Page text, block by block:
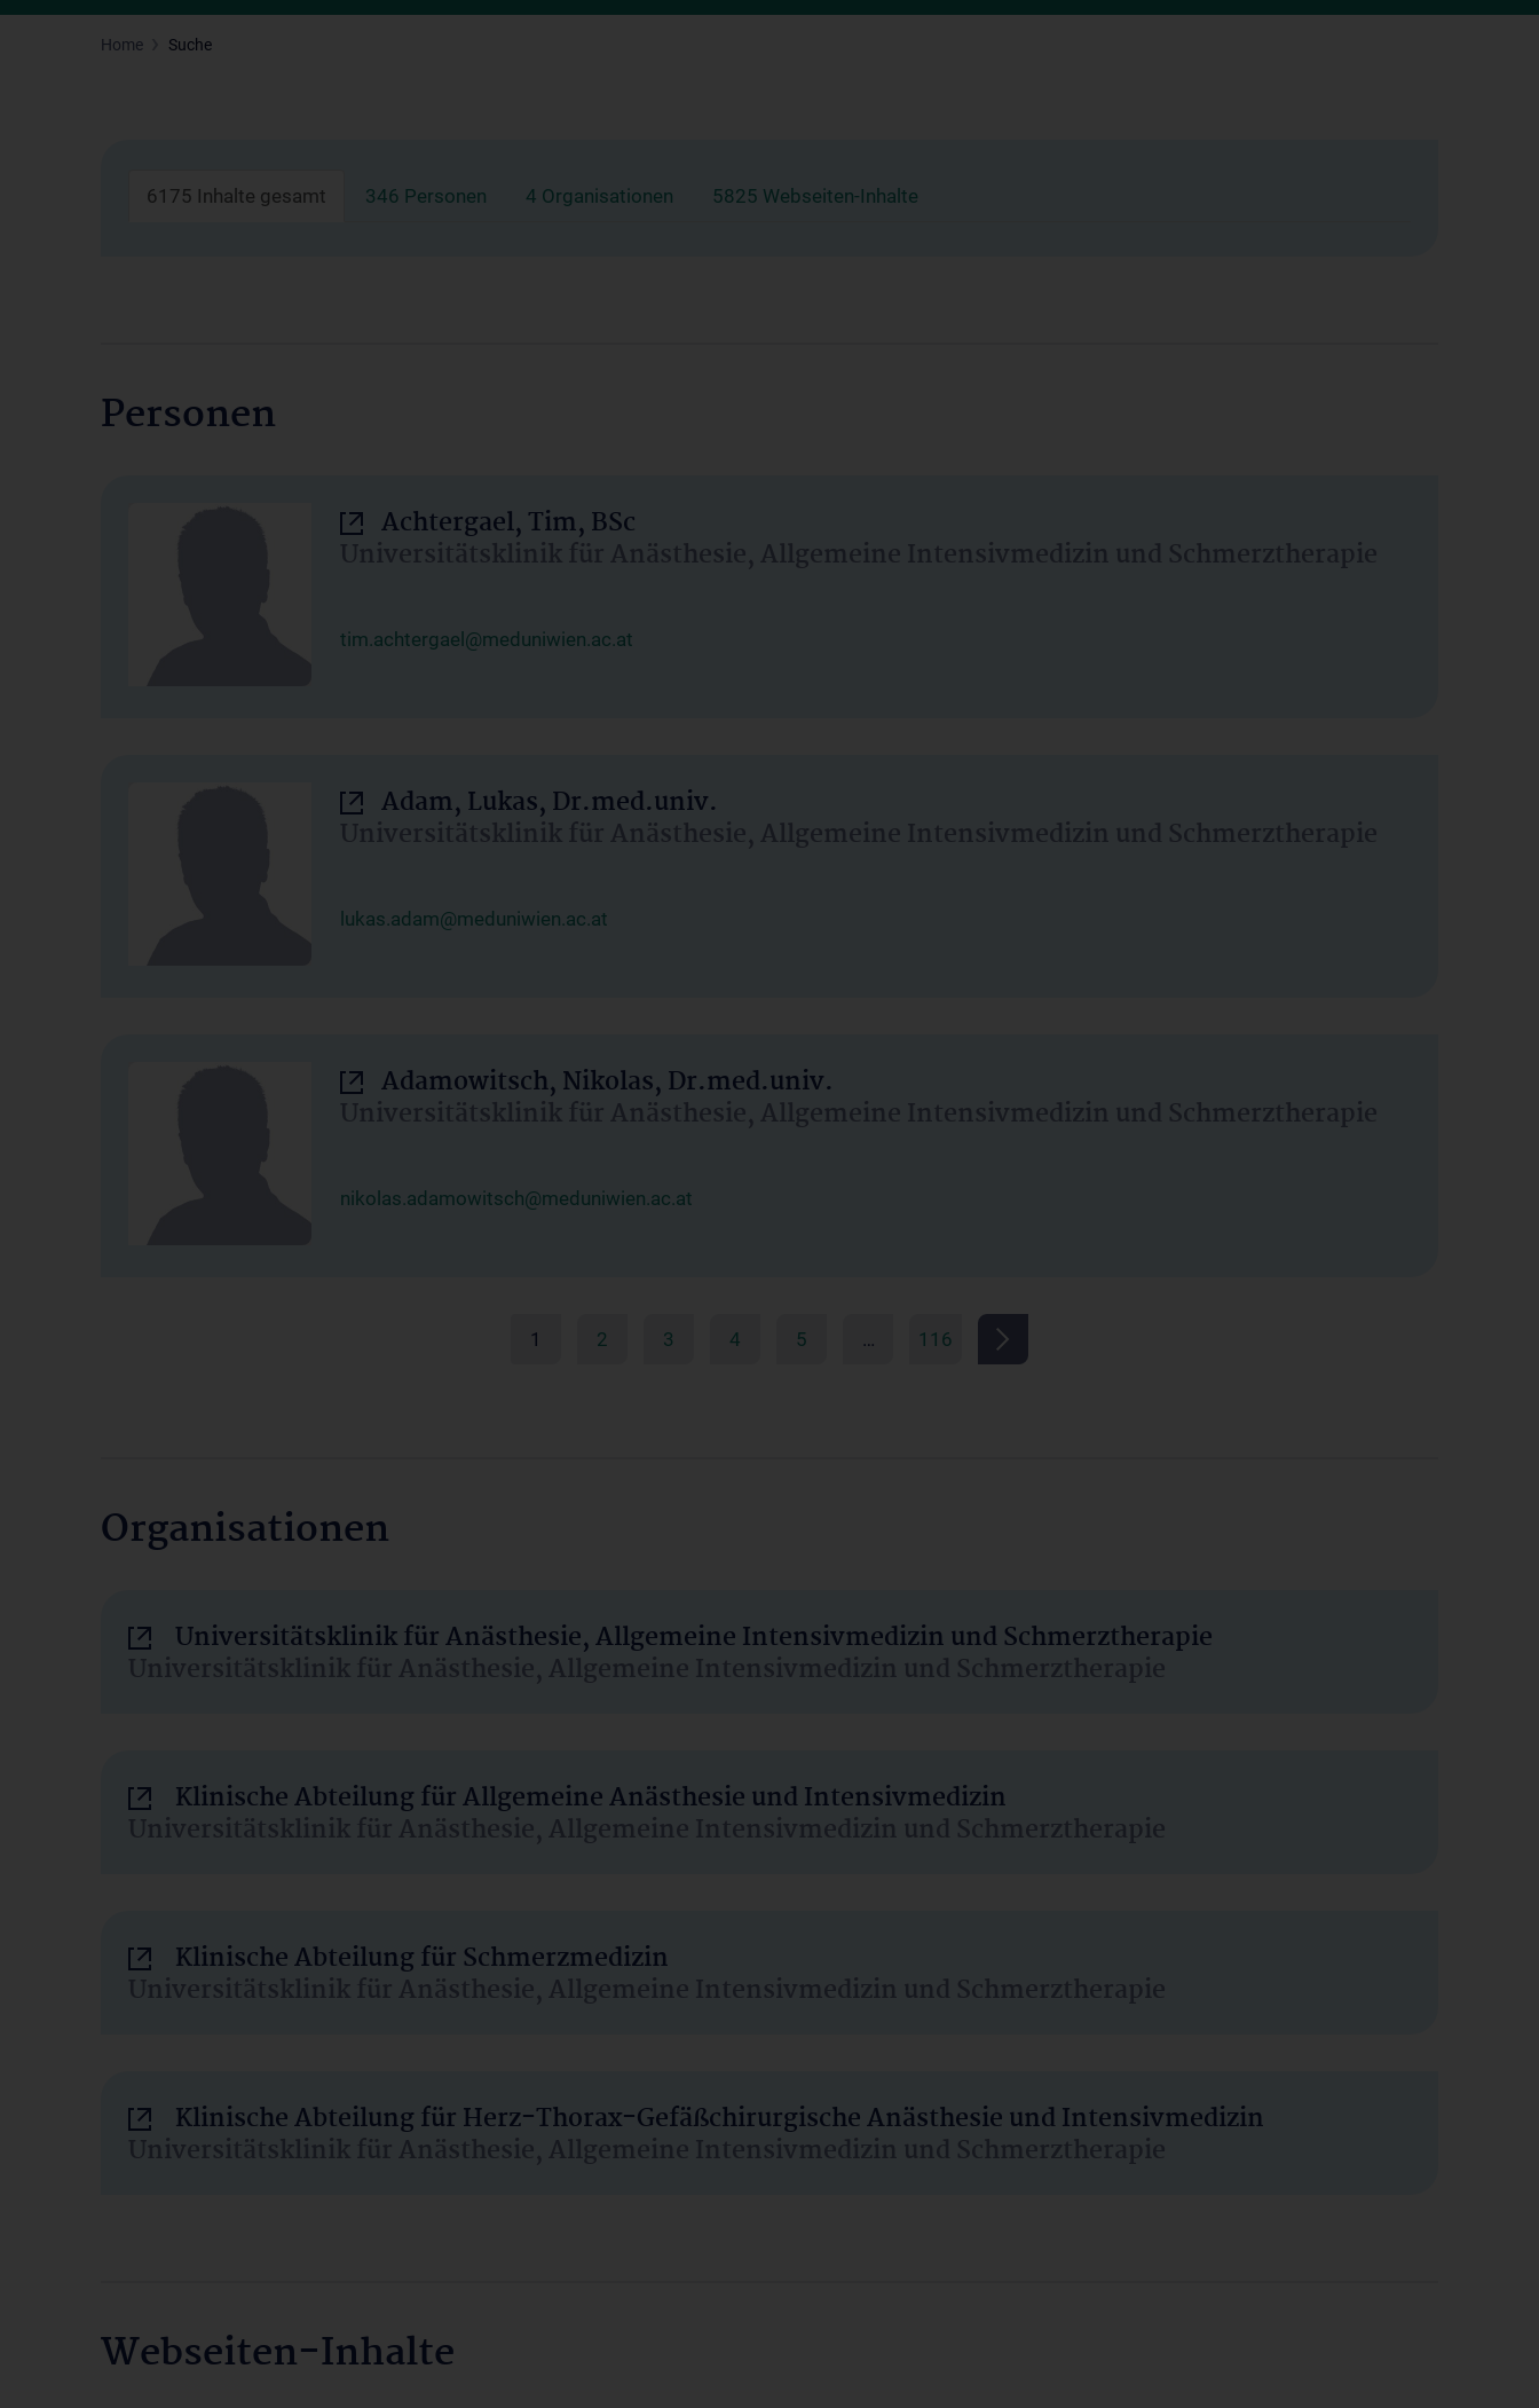
Home Suche
6175 Inhalte gesamt 346 Personen 4 Organisationen 5825 Webseiten-Inhalte
Personen
Achtergael, Tim, BSc
Universitätsklinik für Anästhesie, Allgemeine Intensivmedizin und Schmerztherapie
tim.achtergael@meduniwien.ac.at
Adam, Lukas, Dr.med.univ.
Universitätsklinik für Anästhesie, Allgemeine Intensivmedizin und Schmerztherapie
lukas.adam@meduniwien.ac.at
Adamowitsch, Nikolas, Dr.med.univ.
Universitätsklinik für Anästhesie, Allgemeine Intensivmedizin und Schmerztherapie
nikolas.adamowitsch@meduniwien.ac.at
1 2 3 4 5 … 116
Organisationen
Universitätsklinik für Anästhesie, Allgemeine Intensivmedizin und Schmerztherapie
Universitätsklinik für Anästhesie, Allgemeine Intensivmedizin und Schmerztherapie
Klinische Abteilung für Allgemeine Anästhesie und Intensivmedizin
Universitätsklinik für Anästhesie, Allgemeine Intensivmedizin und Schmerztherapie
Klinische Abteilung für Schmerzmedizin
Universitätsklinik für Anästhesie, Allgemeine Intensivmedizin und Schmerztherapie
Klinische Abteilung für Herz-Thorax-Gefäßchirurgische Anästhesie und Intensivmedizin
Universitätsklinik für Anästhesie, Allgemeine Intensivmedizin und Schmerztherapie
Webseiten-Inhalte